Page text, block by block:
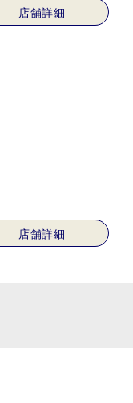
店舗詳細
店舗詳細